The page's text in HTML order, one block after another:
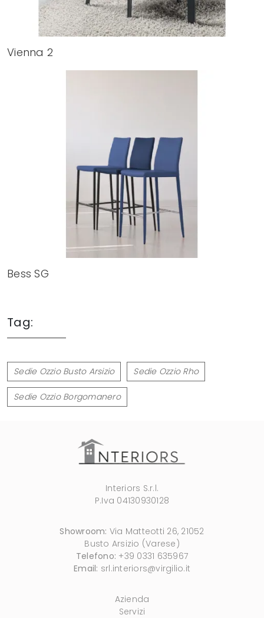
Vienna 2
Bess SG
Tag:
Sedie Ozzio Busto Arsizio Sedie Ozzio Rho
Sedie Ozzio Borgomanero
Interiors S.r.l.
P.Iva 04130930128
Showroom: Via Matteotti 26, 21052
Busto Arsizio (Varese)
Telefono: +39 0331 635967
Email: srl.interiors@virgilio.it
Azienda
Servizi